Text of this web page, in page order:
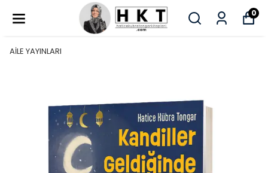
0
AİLE YAYINLARI